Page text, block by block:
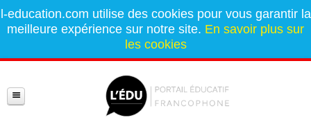
l-education.com utilise des cookies pour vous garantir la
meilleure expérience sur notre site. En savoir plus sur
les cookies